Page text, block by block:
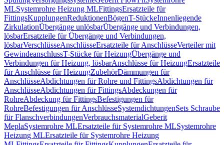
MLSystemrohre Heizung MLFittingsErsatzteile für
FittingsKupplungenReduktionenBögenT-StückeInnenliegende
ZirkulationÜbergänge unlösbarÜbergänge und Verbindungen,
lösbarErsatzteile für Übergänge und Verbindungen,
lösbarVerschlüsseAnschlüsseErsatzteile für AnschlüsseVerteiler mit
GewindeanschlussT-Stücke für HeizungÜbergänge und
Verbindungen für Heizung, lösbarAnschlüsse für HeizungErsatzteile
für Anschlüsse für HeizungZubehörDämmungen für
AnschlüsseAbdichtungen für Rohre und FittingsAbdichtungen für
AnschlüsseAbdichtungen für FittingsAbdeckungen für
RohreAbdeckung für FittingsBefestigungen für
RohreBefestigungen für AnschlüsseSystemdichtungenSets Schraube
für FlanschverbindungenVerbrauchsmaterialGeberit
MeplaSystemrohre MLErsatzteile für Systemrohre MLSystemrohre
Heizung MLErsatzteile für Systemrohre Heizung